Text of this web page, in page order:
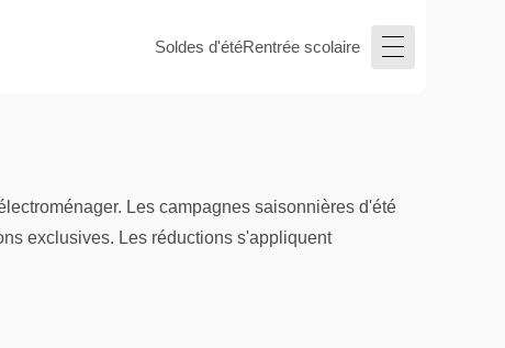
Soldes d'étéRentrée scolaire
Les campagnes saisonnières d'été
exclusives. Les réductions s'appliquent